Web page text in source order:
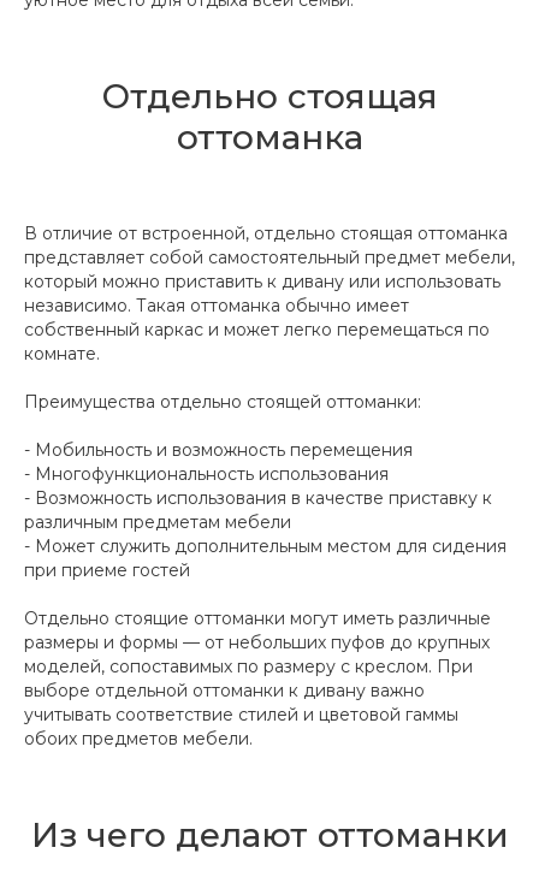
Отдельно стоящая
оттоманка
В отличие от встроенной, отдельно стоящая оттоманка
представляет собой самостоятельный предмет мебели,
который можно приставить к дивану или использовать
независимо. Такая оттоманка обычно имеет
собственный каркас и может легко перемещаться по
комнате.
Преимущества отдельно стоящей оттоманки:
- Мобильность и возможность перемещения
- Многофункциональность использования
- Возможность использования в качестве приставку к
различным предметам мебели
- Может служить дополнительным местом для сидения
при приеме гостей
Отдельно стоящие оттоманки могут иметь различные
размеры и формы — от небольших пуфов до крупных
моделей, сопоставимых по размеру с креслом. При
выборе отдельной оттоманки к дивану важно
учитывать соответствие стилей и цветовой гаммы
обоих предметов мебели.
Из чего делают оттоманки